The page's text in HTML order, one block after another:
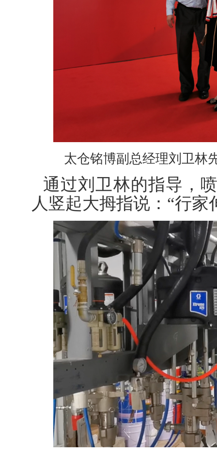
太仓铭博副总经理刘卫林
通过刘卫林的指导，
人竖起大拇指说：“行